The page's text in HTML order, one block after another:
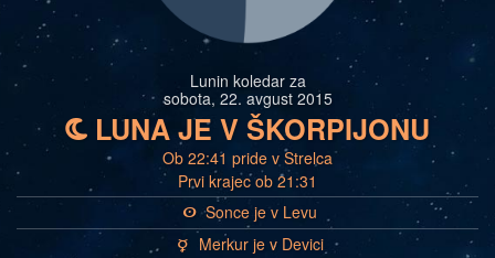
Lunin koledar za
sobota, 22. avgust 2015
b LUNA JE V ŠKORPIJONU
Ob 22:41 pride v Strelca
Prvi krajec ob 21:31
a Sonce je v Levu
c
Merkur je v Devici